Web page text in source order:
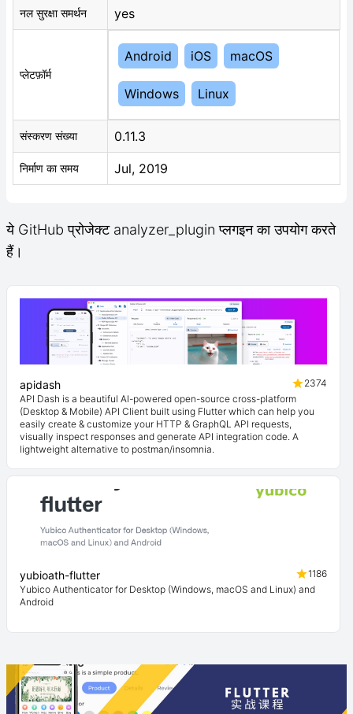
नल सुरक्षा समर्थन yes
प्लेटफ़ॉर्म
Android iOS macOS
Windows Linux
संस्करण संख्या 0.11.3
निर्माण का समय Jul, 2019
ये GitHub प्रोजेक्ट analyzer_plugin प्लगइन का उपयोग करते
हैं।
apidash
2374
API Dash is a beautiful AI-powered open-source cross-platform
(Desktop & Mobile) API Client built using Flutter which can help you
easily create & customize your HTTP & GraphQL API requests,
visually inspect responses and generate API integration code. A
lightweight alternative to postman/insomnia.
yubioath-flutter
1186
Yubico Authenticator for Desktop (Windows, macOS and Linux) and
Android